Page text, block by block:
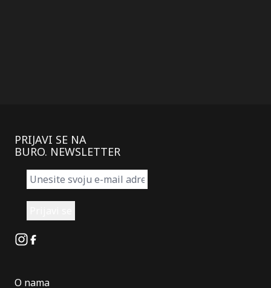
PRIJAVI SE NA
BURO. NEWSLETTER
Instagram
Facebook
O nama